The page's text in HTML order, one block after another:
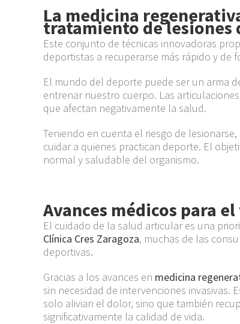
La medicina
tratamiento de lesiones
Este conjunto de técnicas innovadoras
deportistas a recuperarse más rápido y de
El mundo del deporte puede ser un arma
entrenar nuestro cuerpo. Las
que afectan negativamente la salud.
Teniendo en cuenta el riesgo de
cuidar a quienes practican deporte. El
normal y saludable del organismo.
Avances médicos para
El cuidado de la salud articular es una
Clínica Cres Zaragoza, muchas de las
deportivas.
Gracias a los avances en medicina
sin necesidad de intervenciones invasivas.
solo alivian el dolor, sino que también
significativamente la calidad de vida.